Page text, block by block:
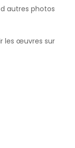
autres photos
les œuvres sur